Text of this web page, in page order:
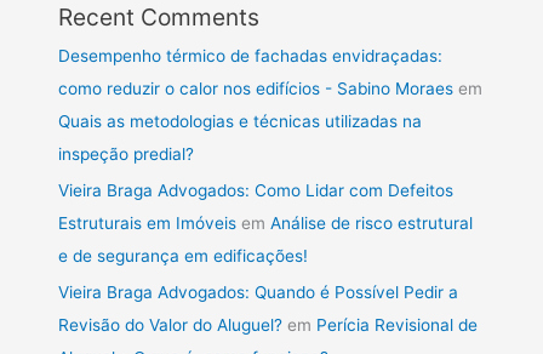
Recent Comments
Desempenho térmico de fachadas envidraçadas:
como reduzir o calor nos edifícios - Sabino Moraes em
Quais as metodologias e técnicas utilizadas na
inspeção predial?
Vieira Braga Advogados: Como Lidar com Defeitos
Estruturais em Imóveis emAnálise de risco estrutural
e de segurança em edificações!
Vieira Braga Advogados: Quando é Possível Pedir a
Revisão do Valor do Aluguel? em Perícia Revisional de